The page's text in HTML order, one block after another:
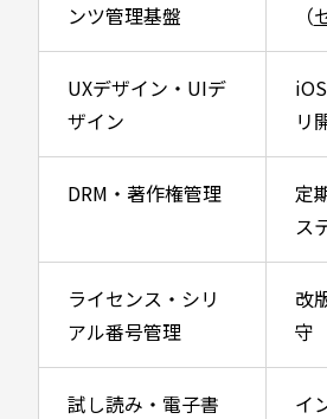
ンツ管理基盤
（
UXデザイン・UIデ
ザイン
リ
DRM・著作権管理
定
ス
ライセンス・シリ
アル番号管理
改
守
試し読み・電子書
イ